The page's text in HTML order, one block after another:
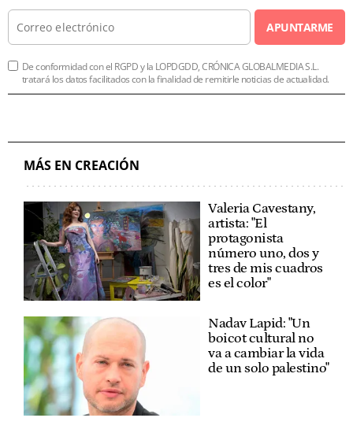
APUNTARME
De conformidad con el RGPD y la LOPDGDD, CRÓNICA GLOBALMEDIA S.L.
tratará los datos facilitados con la finalidad de remitirle noticias de actualidad.
MÁS EN CREACIÓN
Valeria Cavestany,
artista: "El
protagonista
número uno, dos y
tres de mis cuadros
es el color"
Nadav Lapid: "Un
boicot cultural no
va a cambiar la vida
de un solo palestino"